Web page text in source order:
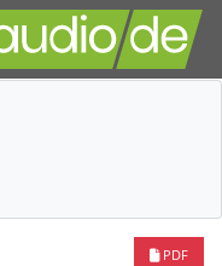
PDF